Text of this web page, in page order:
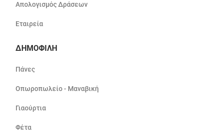
Απολογισμός Δράσεων
Εταιρεία
ΔΗΜΟΦΙΛΗ
Πάνες
Οπωροπωλείο - Μαναβική
Γιαούρτια
Φέτα